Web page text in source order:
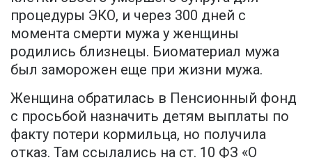
процедуры ЭКО, и через 300 дней с
момента смерти мужа у женщины
родились близнецы. Биоматериал мужа
был заморожен еще при жизни мужа.
Женщина обратилась в Пенсионный фонд
с просьбой назначить детям выплаты по
факту потери кормильца, но получила
отказ. Там ссылались на ст. 10 ФЗ «О